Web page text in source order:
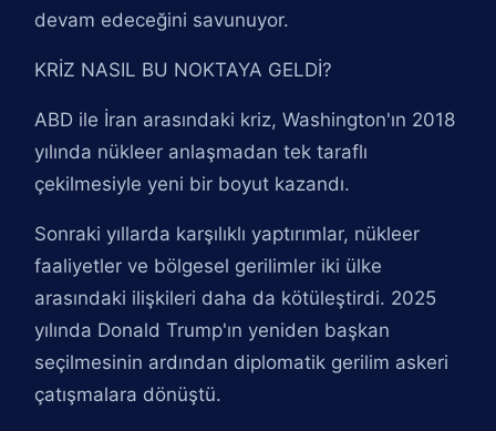
devam edeceğini savunuyor.
KRİZ NASIL BU NOKTAYA GELDİ?
ABD ile İran arasındaki kriz, Washington'ın 2018
yılında nükleer anlaşmadan tek taraflı
çekilmesiyle yeni bir boyut kazandı.
Sonraki yıllarda karşılıklı yaptırımlar, nükleer
faaliyetler ve bölgesel gerilimler iki ülke
arasındaki ilişkileri daha da kötüleştirdi. 2025
yılında Donald Trump'ın yeniden başkan
seçilmesinin ardından diplomatik gerilim askeri
çatışmalara dönüştü.